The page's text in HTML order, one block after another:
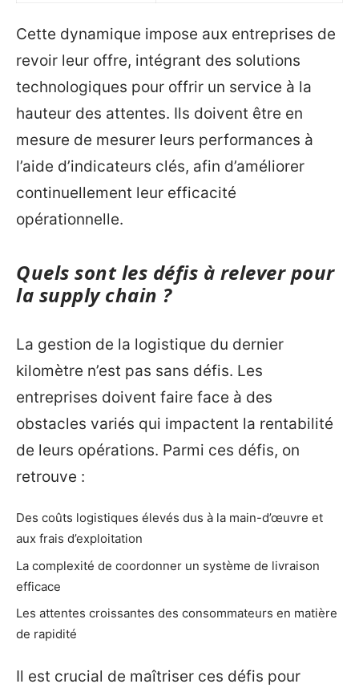
Cette dynamique impose aux entreprises de
revoir leur offre, intégrant des solutions
technologiques pour offrir un service à la
hauteur des attentes. Ils doivent être en
mesure de mesurer leurs performances à
l’aide d’indicateurs clés, afin d’améliorer
continuellement leur efficacité
opérationnelle.
Quels sont les défis à relever pour
la supply chain ?
La gestion de la logistique du dernier
kilomètre n’est pas sans défis. Les
entreprises doivent faire face à des
obstacles variés qui impactent la rentabilité
de leurs opérations. Parmi ces défis, on
retrouve :
Des coûts logistiques élevés dus à la main-d’œuvre et
aux frais d’exploitation
La complexité de coordonner un système de livraison
efficace
Les attentes croissantes des consommateurs en matière
de rapidité
Il est crucial de maîtriser ces défis pour